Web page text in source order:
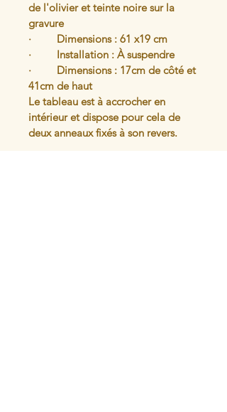
de l'olivier et teinte noire sur la
gravure
·         Dimensions : 61 x19 cm
·         Installation : À suspendre
·         Dimensions : 17cm de côté et
41cm de haut
Le tableau est à accrocher en
intérieur et dispose pour cela de
deux anneaux fixés à son revers.